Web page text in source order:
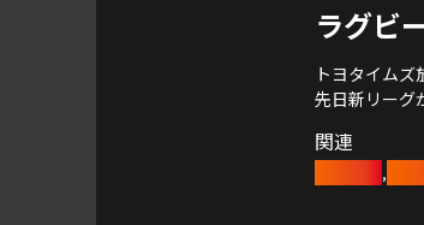
ラグビ
トヨタイム
先日新リーグ
関連
,